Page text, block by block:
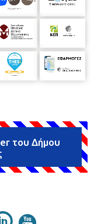
του Δήμου